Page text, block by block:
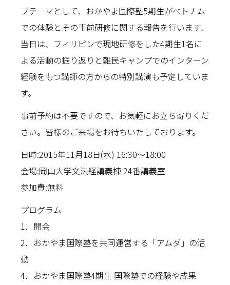
ブテーマとして、おかやま国際塾5期生がベトナム
での体験とその事前研修に関する報告を行います。
当日は、フィリピンで現地研修をした4期生1名に
よる活動の振り返りと難民キャンプでのインターン
経験をもつ講師の方からの特別講演も予定していま
す。
事前予約は不要ですので、お気軽にお立ち寄りくだ
さい。皆様のご来場をお待ちいたしております。
日時:2015年11月18日(水) 16:30〜18:00
会場:岡山大学文法経講義棟 24番講義室
参加費:無料
プログラム
1．開会
2．おかやま国際塾を共同運営する「アムダ」の活
動
4．おかやま国際塾4期生 国際塾での経験や成果